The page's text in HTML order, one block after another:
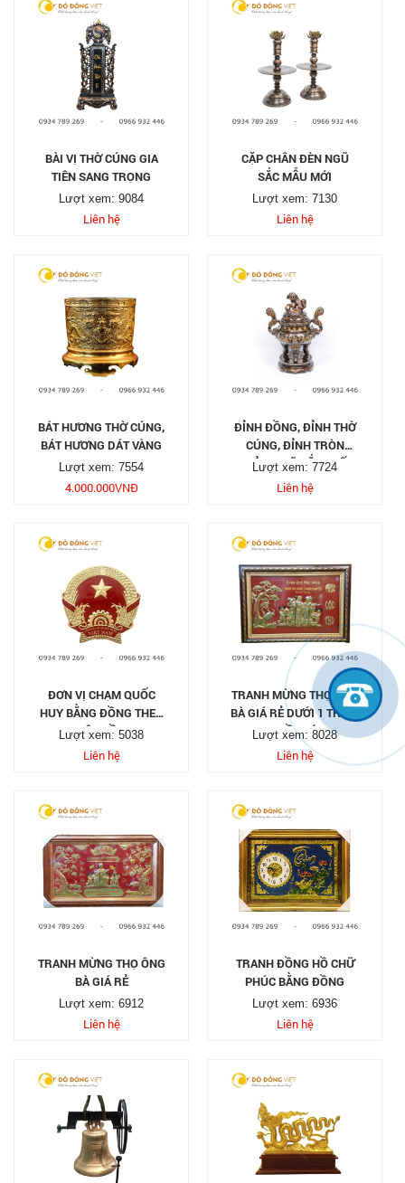
BÀI VỊ THỜ CÚNG GIA
TIÊN SANG TRỌNG
Lượt xem: 9084
Liên hệ
CẶP CHÂN ĐÈN NGŨ
SẮC MẪU MỚI
Lượt xem: 7130
Liên hệ
BÁT HƯƠNG THỜ CÚNG,
BÁT HƯƠNG DÁT VÀNG
Lượt xem: 7554
4.000.000VNĐ
ĐỈNH ĐỒNG, ĐỈNH THỜ
CÚNG, ĐỈNH TRÒN
KHẢM NGŨ SẮC THẤT
LÂN VỜN CẦU
Lượt xem: 7724
Liên hệ
ĐƠN VỊ CHẠM QUỐC
HUY BẰNG ĐỒNG THEO
YÊU CẦU
Lượt xem: 5038
Liên hệ
TRANH MỪNG THỌ ÔNG
BÀ GIÁ RẺ DƯỚI 1 TRIỆU
TẠI TP HỒ CHÍ MINH
Lượt xem: 8028
Liên hệ
TRANH MỪNG THỌ ÔNG
BÀ GIÁ RẺ
Lượt xem: 6912
Liên hệ
TRANH ĐỒNG HỒ CHỮ
PHÚC BẰNG ĐỒNG
Lượt xem: 6936
Liên hệ